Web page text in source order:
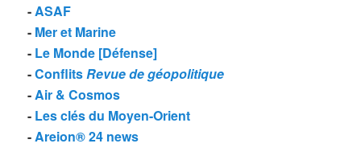
- ASAF
- Mer et Marine
- Le Monde [Défense]
-Conflits Revue de géopolitique
- Air & Cosmos
- Les clés du Moyen-Orient
- Areion® 24 news